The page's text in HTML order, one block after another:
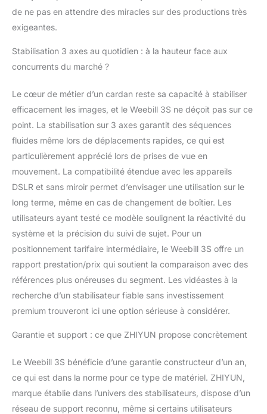
en charge le protocole
charge maximal de 2
Moins de Soucis ]
ZHIYUN Weebill 3S
stabilisateur prend en
charge de la
commande
d’obturateur Bluetooth
avec les principaux
photo, permettant au
bouton
d’enregistrement de
démarrer/d’arrêter
déclencher des
fonctions de prise de
photos, offrant ainsi
une expérience de
prise de vue
transparente. * Pour
plus de détails sur la
compatibilité, veuillez
de ne pas en attendre des miracles sur des productions très
exigeantes.
Stabilisation 3 axes au quotidien : à la hauteur face aux
concurrents du marché ?
Le cœur de métier d’un cardan reste sa capacité à stabiliser
efficacement les images, et le Weebill 3S ne déçoit pas sur ce
point. La stabilisation sur 3 axes garantit des séquences
fluides même lors de déplacements rapides, ce qui est
particulièrement apprécié lors de prises de vue en
mouvement. La compatibilité étendue avec les appareils
DSLR et sans miroir permet d’envisager une utilisation sur le
long terme, même en cas de changement de boîtier. Les
utilisateurs ayant testé ce modèle soulignent la réactivité du
système et la précision du suivi de sujet. Pour un
positionnement tarifaire intermédiaire, le Weebill 3S offre un
rapport prestation/prix qui soutient la comparaison avec des
références plus onéreuses du segment. Les vidéastes à la
recherche d’un stabilisateur fiable sans investissement
premium trouveront ici une option sérieuse à considérer.
Garantie et support : ce que ZHIYUN propose concrètement
Le Weebill 3S bénéficie d’une garantie constructeur d’un an,
ce qui est dans la norme pour ce type de matériel. ZHIYUN,
marque établie dans l’univers des stabilisateurs, dispose d’un
réseau de support reconnu, même si certains utilisateurs